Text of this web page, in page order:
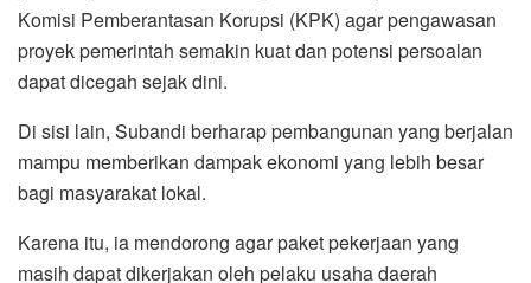
Komisi Pemberantasan Korupsi (KPK) agar pengawasan
proyek pemerintah semakin kuat dan potensi persoalan
dapat dicegah sejak dini.
Di sisi lain, Subandi berharap pembangunan yang berjalan
mampu memberikan dampak ekonomi yang lebih besar
bagi masyarakat lokal.
Karena itu, ia mendorong agar paket pekerjaan yang
masih dapat dikerjakan oleh pelaku usaha daerah